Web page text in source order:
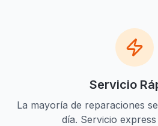
Servicio
La mayoría de reparaciones
día. Servicio